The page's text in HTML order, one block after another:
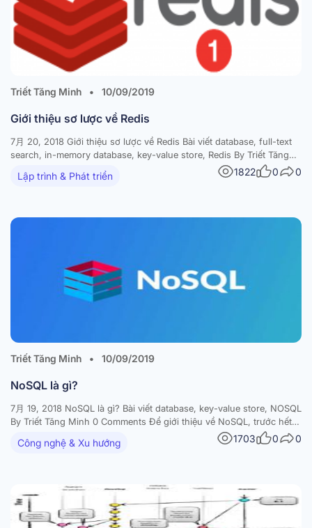
Triết Tăng Minh • 10/09/2019
Giới thiệu sơ lược về Redis
7月 20, 2018 Giới thiệu sơ lược về Redis Bài viết database, full-text
search, in-memory database, key-value store, Redis By Triết Tăng
Minh 0 Comments Redis là gì? Redis là một dạng open source key-
value store rất phổ biến hiện nay. Redis được dùng nhiều để xây
Lập trình & Phát triển 1822 0 0
Triết Tăng Minh • 10/09/2019
NoSQL là gì?
7月 19, 2018 NoSQL là gì? Bài viết database, key-value store, NOSQL
By Triết Tăng Minh 0 Comments Để giới thiệu về NoSQL, trước hết
cần nhắc lại khái niệm của SQL. Sơ lược về SQL và RDBMS Như ta
đã biết, SQL là ngôn ngữ truy vấn (query…
Công nghệ & Xu hướng 1703 0 0